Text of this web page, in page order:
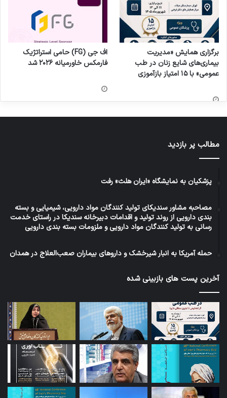
برگزاری همایش «مدیریت
بیماری‌های شایع زنان در طب
عمومی» با ۱۵ امتیاز بازآموزی
اف جی (FG) حامی استراتژیک
فارمکس خاورمیانه ۲۰۲۶ شد
مطالب پر بازدید
پزشکیان به نمایشگاه «ایران هلث» رفت
مصاحبه مشاور سندیکای تولید کنندگان مواد دارویی، شیمیایی و بسته
بندی دارویی از روند تولید و اقدامات دبیرخانه سندیکا در راستای خدمت
رسانی به تولید کنندگان مواد دارویی و ملزومات بسته بندی دارویی
حمله آمریکا به انبار شیرخشک و داروهای بیماران صعب‌العلاج در همدان
آخرین پست های بازبینی شده